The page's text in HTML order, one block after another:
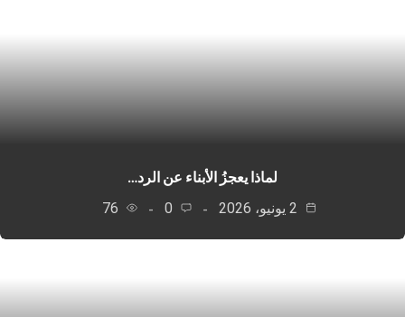
لماذا يعجزُ الأبناء عن الرد…
0
76